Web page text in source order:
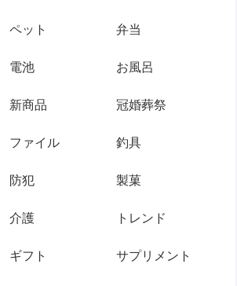
ペット 弁当
電池 お風呂
新商品 冠婚葬祭
ファイル 釣具
防犯 製菓
介護 トレンド
ギフト サプリメント